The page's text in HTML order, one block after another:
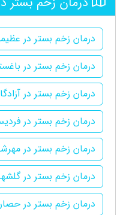
درمان زخم بستر در
درمان زخم بستر در
درمان زخم بستر در
درمان زخم بستر در
درمان زخم بستر در
درمان زخم بستر در
درمان زخم بستر در